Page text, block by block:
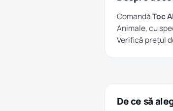
ComandăToc
Animale, cu
Verifică prețul
De ce să